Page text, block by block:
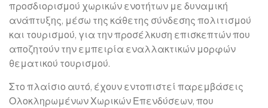
προσδιορισμού χωρικών ενοτήτων με δυναμική
ανάπτυξης, μέσω της κάθετης σύνδεσης πολιτισμού
και τουρισμού, για την προσέλκυση επισκεπτών που
αποζητούν την εμπειρία εναλλακτικών μορφών
θεματικού τουρισμού.
Στο πλαίσιο αυτό, έχουν εντοπιστεί παρεμβάσεις
Ολοκληρωμένων Χωρικών Επενδύσεων, που